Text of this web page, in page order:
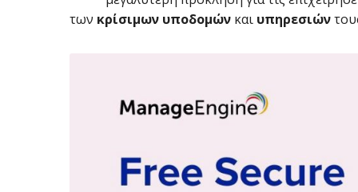
των κρίσιμων υποδομών και υπηρεσιών